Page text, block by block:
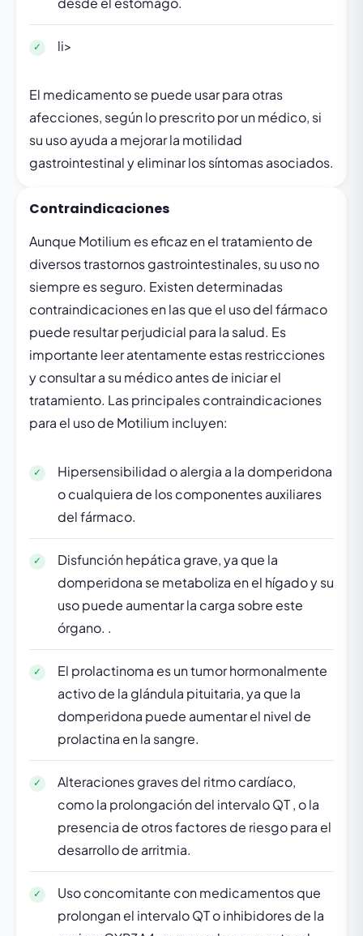
li>
El medicamento se puede usar para otras
afecciones, según lo prescrito por un médico, si
su uso ayuda a mejorar la motilidad
gastrointestinal y eliminar los síntomas asociados.
Contraindicaciones
Aunque Motilium es eficaz en el tratamiento de
diversos trastornos gastrointestinales, su uso no
siempre es seguro. Existen determinadas
contraindicaciones en las que el uso del fármaco
puede resultar perjudicial para la salud. Es
importante leer atentamente estas restricciones
y consultar a su médico antes de iniciar el
tratamiento. Las principales contraindicaciones
para el uso de Motilium incluyen:
Hipersensibilidad o alergia a la domperidona
o cualquiera de los componentes auxiliares
del fármaco.
Disfunción hepática grave, ya que la
domperidona se metaboliza en el hígado y su
uso puede aumentar la carga sobre este
órgano. .
El prolactinoma es un tumor hormonalmente
activo de la glándula pituitaria, ya que la
domperidona puede aumentar el nivel de
prolactina en la sangre.
Alteraciones graves del ritmo cardíaco,
como la prolongación del intervalo QT , o la
presencia de otros factores de riesgo para el
desarrollo de arritmia.
Uso concomitante con medicamentos que
prolongan el intervalo QT o inhibidores de la